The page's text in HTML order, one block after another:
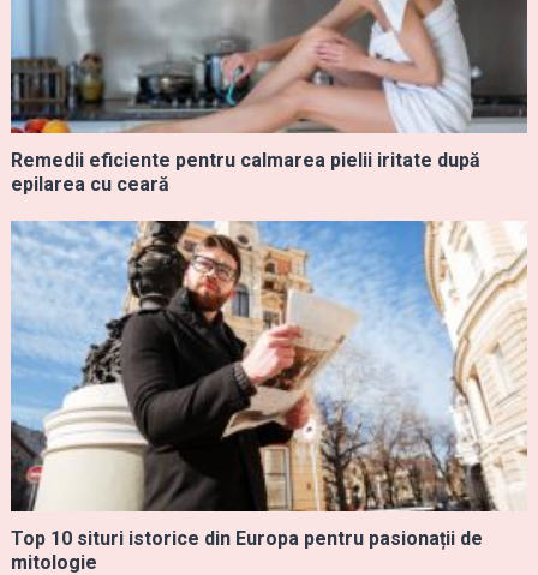
Remedii eficiente pentru calmarea pielii iritate după
epilarea cu ceară
Top 10 situri istorice din Europa pentru pasionații de
mitologie